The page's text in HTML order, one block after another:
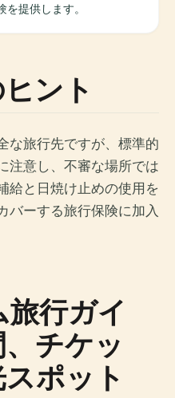
を提供します。
ント
な旅行先ですが、標準的
注意し、不審な場所では
給と日焼け止めの使用を
バーする旅行保険に加入
行ガイ
チケッ
ポット